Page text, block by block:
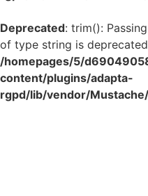
Deprecated: trim():
of type string is
/homepages/5/
content/plugins/adapta-
rgpd/lib/vendor/